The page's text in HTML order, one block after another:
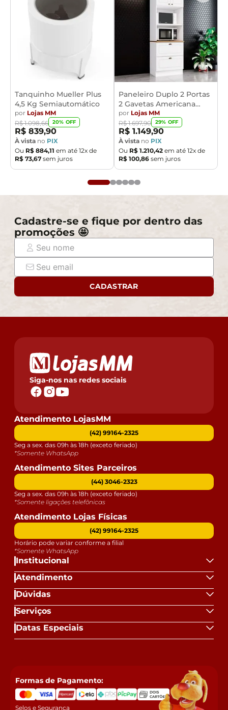
Tanquinho Mueller Plus
4,5 Kg Semiautomático
por Lojas MM
R$ 1.098,66 20% OFF
R$ 839,90
À vista no PIX
Ou R$ 884,11 em até 12x de
R$ 73,67 sem juros
Paneleiro Duplo 2 Portas
2 Gavetas Americana
Henn
por Lojas MM
R$ 1.697,90 29% OFF
R$ 1.149,90
À vista no PIX
Ou R$ 1.210,42 em até 12x de
R$ 100,86 sem juros
Cadastre-se e fique por dentro das
promoções 🤩
CADASTRAR
Siga-nos nas redes sociais
Institucional
Atendimento
Dúvidas
Serviços
Datas Especiais
Atendimento LojasMM
(42) 99164-2325
Seg a sex. das 09h às 18h (exceto feriado)
*Somente WhatsApp
Atendimento Sites Parceiros
(44) 3046-2323
Seg a sex. das 09h às 18h (exceto feriado)
*Somente ligações telefônicas
Atendimento Lojas Físicas
(42) 99164-2325
Horário pode variar conforme a filial
*Somente WhatsApp
Formas de Pagamento:
Selos e Segurança